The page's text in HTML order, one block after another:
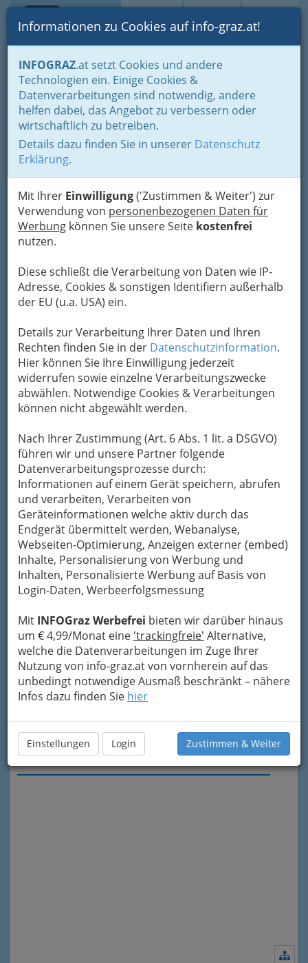
Suche Login Toggle
Informationen zu Cookies auf info-graz.at!
INFOGRAZ.at setzt Cookies und andere
Technologien ein. Einige Cookies &
Datenverarbeitungen sind notwendig, andere
helfen dabei, das Angebot zu verbessern oder
wirtschaftlich zu betreiben.
Details dazu finden Sie in unserer Datenschutz
Erklärung.
Mit Ihrer Einwilligung('Zustimmen & Weiter') zur
Verwendung von personenbezogenen Daten für
Werbung können Sie unsere Seite kostenfrei
nutzen.
Diese schließt die Verarbeitung von Daten wie IP-
Adresse, Cookies & sonstigen Identifiern außerhalb
der EU (u.a. USA) ein.
Details zur Verarbeitung Ihrer Daten und Ihren
Rechten finden Sie in der Datenschutzinformation.
Hier können Sie Ihre Einwilligung jederzeit
widerrufen sowie einzelne Verarbeitungszwecke
abwählen. Notwendige Cookies & Verarbeitungen
können nicht abgewählt werden.
Nach Ihrer Zustimmung (Art. 6 Abs. 1 lit. a DSGVO)
führen wir und unsere Partner folgende
Datenverarbeitungsprozesse durch:
Informationen auf einem Gerät speichern, abrufen
und verarbeiten, Verarbeiten von
Geräteinformationen welche aktiv durch das
Endgerät übermittelt werden, Webanalyse,
Webseiten-Optimierung, Anzeigen externer (embed)
Inhalte, Personalisierung von Werbung und
Inhalten, Personalisierte Werbung auf Basis von
Login-Daten, Werbeerfolgsmessung
Mit INFOGraz Werbefrei bieten wir darüber hinaus
um € 4,99/Monat eine 'trackingfreie' Alternative,
welche die Datenverarbeitungen im Zuge Ihrer
Nutzung von info-graz.at von vornherein auf das
unbedingt notwendige Ausmaß beschränkt – nähere
Infos dazu finden Sie hier
Einstellungen Login Zustimmen & Weiter
Home Branchen
Webpelz Boutique
Semmelweisgasse 32, 8010 Graz
+43 316 384 990
+43 316 384 990
Karte
Kontaktaufnahme
Um die Info-Graz Firmenvor Spam-Mails zu
bewahren, verwenden wir an dieser Stelle zur
Übermittlung Ihrer Nachricht ein sicheres
Formular. Ihre Nachricht wird nach dem
Absenden umgehend per Mail an das
Unternehmen Webpelz Boutique weitergeleitet.
Meine Email Adresse
Mein Betreff
Meine Nachricht
Meine Nachricht senden